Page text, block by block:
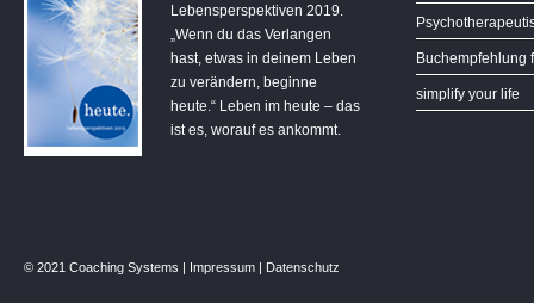
Lebensperspektiven 2019.
„Wenn du das Verlangen
hast, etwas in deinem Leben
zu verändern, beginne
heute.“ Leben im heute – das
ist es, worauf es ankommt.
Buchempfehlung
simplify your life
© 2021 Coaching Systems | Impressum | Datenschutz